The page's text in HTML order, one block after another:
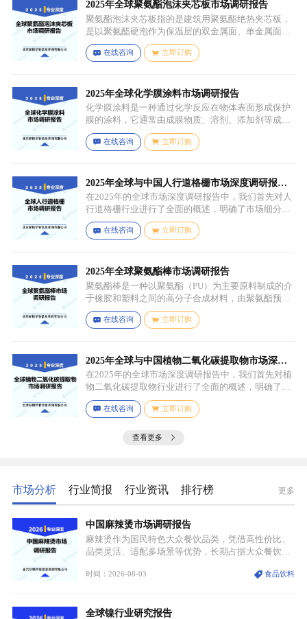
力学性能，质地较脆且强度较低。
2025年全球聚氨酯泡沫夹芯板市场调研报告
聚氨酯泡沫夹芯板指的是建筑用聚氨酯绝热夹芯板，
是以聚氨酯硬泡作为保温层的双金属面、单金属面或
非金属面复合板材。
在线咨询 立即订购
2025年全球化学膜涂料市场调研报告
化学膜涂料是一种通过化学反应在物体表面形成保护
膜的涂料，它通常由成膜物质、溶剂、添加剂等成分
组成。成膜物质是涂料的主要成分，它在施工后通过
化学反应（如聚合反应、交联反应等）形成连续的、
可改善涂料的性能，如提高附着力、耐候性、耐腐蚀
性等。
在线咨询 立即订购
2025年全球与中国人行道格栅市场深度调研报
告：行业趋势与投资前景分析
在2025年的全球市场深度调研报告中，我们首先对人
行道格栅行业进行了全面的概述，明确了市场细分与
应用场景。通过对细分产品的定义与特点进行深入分
析，我们揭示了关键应用场景及其客群洞察。
在线咨询 立即订购
2025年全球聚氨酯棒市场调研报告
聚氨酯棒是一种以聚氨酯（PU）为主要原料制成的介
于橡胶和塑料之间的高分子合成材料，由聚氨酯预聚
体、扩链剂、低分子量多元醇、助剂等组成，其中，
预聚体是基础原料，决定了聚氨酯棒的基本性能，扩
如增塑剂、填充剂、着色剂、抗氧剂、光稳定剂、阻
燃剂等，可改善材料的加工性能、物理性能和化学性
能等。
在线咨询 立即订购
2025年全球与中国植物二氧化碳提取物市场深度
调研报告：行业趋势与投资前景分析
在2025年的全球市场深度调研报告中，我们首先对植
物二氧化碳提取物行业进行了全面的概述，明确了市
场细分与应用场景。通过对细分产品的定义与特点进
行深入分析，我们揭示了关键应用场景及其客群洞
在线咨询 立即订购
查看更多
市场分析 行业简报 行业资讯 排行榜 更多
中国麻辣烫市场调研报告
麻辣烫作为国民特色大众餐饮品类，凭借高性价比、
品类灵活、适配多场景等优势，长期占据大众餐饮重
型，叠加消费需求升级、线上流量变革、新零售业态
特点，在消费、创业、政策、技术多重驱动下，依旧
时间：2026-08-03 食品饮料
全球镍行业研究报告